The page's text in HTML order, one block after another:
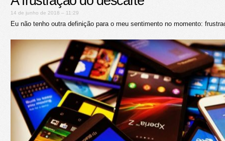
14 de junho de 2018 – 11:29
Eu não tenho outra definição para o meu sentimento no momento: